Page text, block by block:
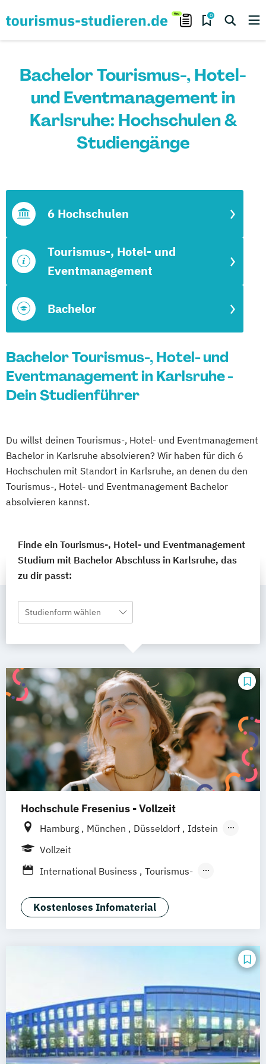
0
Bachelor Tourismus-, Hotel-
und Eventmanagement in
Karlsruhe: Hochschulen &
Studiengänge
Bachelor
Tourismus-, Hotel- und
Eventmanagement
6 Hochschulen
Bachelor Tourismus-, Hotel- und
Eventmanagement in Karlsruhe -
Dein Studienführer
Du willst deinen Tourismus-, Hotel- und Eventmanagement
Bachelor in Karlsruhe absolvieren? Wir haben für dich 6
Hochschulen mit Standort in Karlsruhe, an denen du den
Tourismus-, Hotel- und Eventmanagement Bachelor
absolvieren kannst.
Finde ein Tourismus-, Hotel- und Eventmanagement
Studium mit Bachelor Abschluss in Karlsruhe, das
zu dir passt:
Studienform wählen
Hochschule Fresenius - Vollzeit
Hamburg München Düsseldorf
Idstein
Berlin
Braunschweig Erfurt
Vollzeit
International Business
Tourismus-
Kostenloses Infomaterial